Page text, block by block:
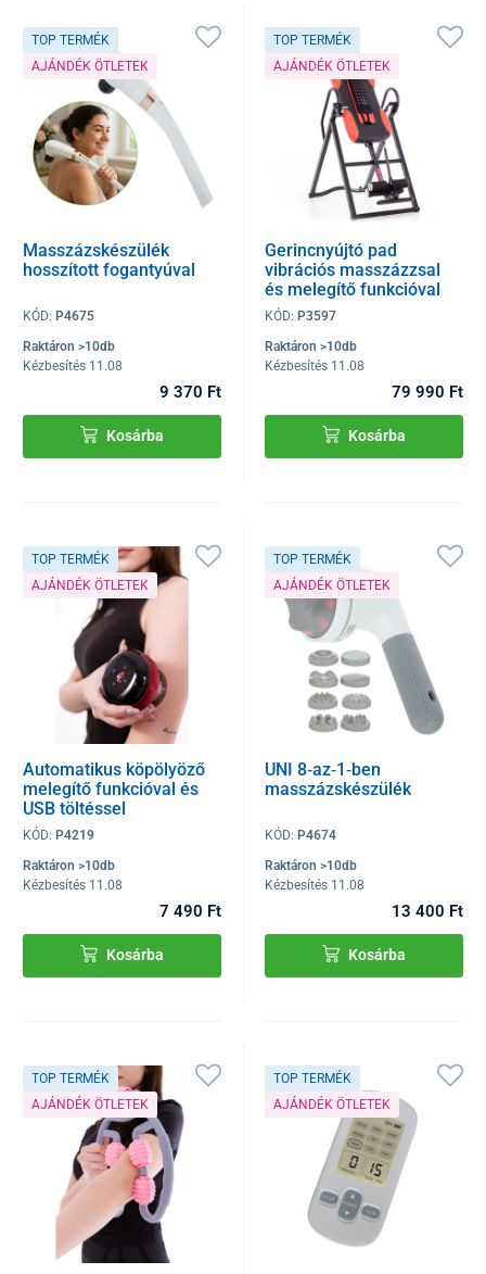
TOP TERMÉK
AJÁNDÉK ÖTLETEK
Masszázskészülék
hosszított fogantyúval
KÓD: P4675
Raktáron >10db
Kézbesítés 11.08
9 370 Ft
Kosárba
TOP TERMÉK
AJÁNDÉK ÖTLETEK
Gerincnyújtó pad
vibrációs masszázzsal
és melegítő funkcióval
KÓD:P3597
Raktáron >10db
Kézbesítés 11.08
79 990 Ft
Kosárba
TOP TERMÉK
AJÁNDÉK ÖTLETEK
Automatikus köpölyöző
melegítő funkcióval és
USB töltéssel
KÓD: P4219
Raktáron >10db
Kézbesítés 11.08
7 490 Ft
Kosárba
TOP TERMÉK
AJÁNDÉK ÖTLETEK
UNI 8‑az‑1‑ben
masszázskészülék
KÓD:P4674
Raktáron >10db
Kézbesítés 11.08
13 400 Ft
Kosárba
TOP TERMÉK
AJÁNDÉK ÖTLETEK
TOP TERMÉK
AJÁNDÉK ÖTLETEK